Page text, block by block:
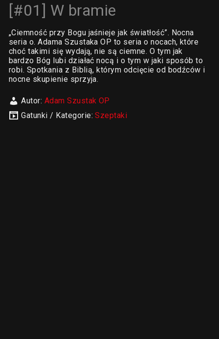
[#01] W bramie
„Ciemność przy Bogu jaśnieje jak światłość”. Nocna
seria o. Adama Szustaka OP to seria o nocach, które
choć takimi się wydają, nie są ciemne. O tym jak
bardzo Bóg lubi działać nocą i o tym w jaki sposób to
robi. Spotkania z Biblią, którym odcięcie od bodźców i
nocne skupienie sprzyja.
Autor: Adam Szustak OP
Gatunki / Kategorie:Szeptaki